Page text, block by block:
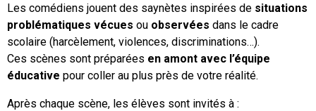
Les comédiens jouent des saynètes inspirées de situations
problématiques vécues ou observées dans le cadre
scolaire (harcèlement, violences, discriminations…).
Ces scènes sont préparées en amont avec l’équipe
éducative pour coller au plus près de votre réalité.
Après chaque scène, les élèves sont invités à :